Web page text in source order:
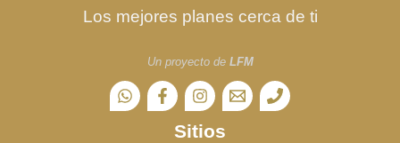
Los mejores planes cerca de ti
Un proyecto de LFM
Sitios